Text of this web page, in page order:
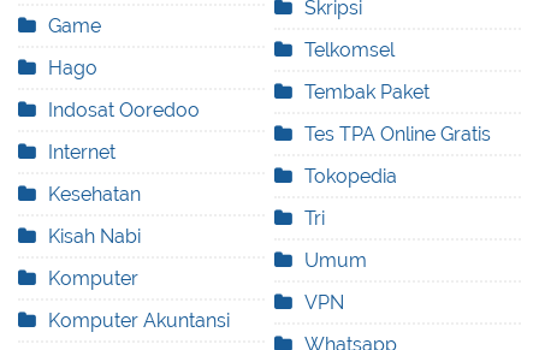
Game
Hago
Indosat Ooredoo
Internet
Kesehatan
Kisah Nabi
Komputer
Komputer Akuntansi
Skripsi
Telkomsel
Tembak Paket
Tes TPA Online Gratis
Tokopedia
Tri
Umum
VPN
Whatsapp